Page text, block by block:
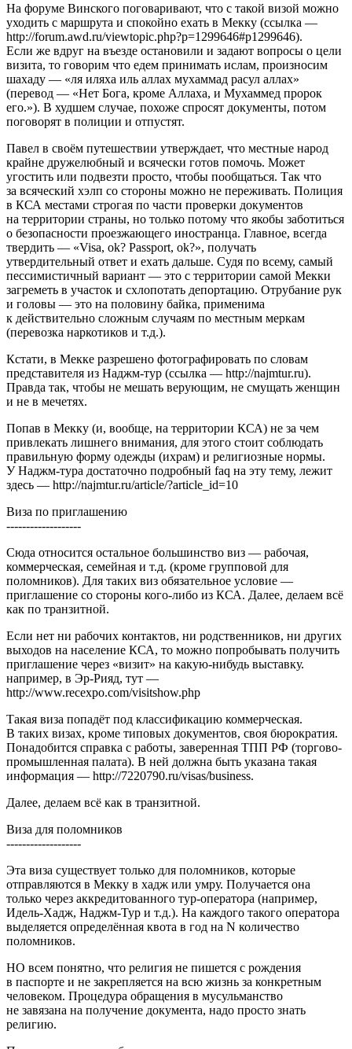
На форуме Винского поговаривают, что с такой визой можно
уходить с маршрута и спокойно ехать в Мекку (ссылка —
http://forum.awd.ru/viewtopic.php?p=1299646#p1299646).
Если же вдруг на въезде остановили и задают вопросы о цели
визита, то говорим что едем принимать ислам, произносим
шахаду — «ля иляха иль аллах мухаммад расул аллах»
(перевод — «Нет Бога, кроме Аллаха, и Мухаммед пророк
его.»). В худшем случае, похоже спросят документы, потом
поговорят в полиции и отпустят.
Павел в своём путешествии утверждает, что местные народ
крайне дружелюбный и всячески готов помочь. Может
угостить или подвезти просто, чтобы пообщаться. Так что
за всяческий хэлп со стороны можно не переживать. Полиция
в КСА местами строгая по части проверки документов
на территории страны, но только потому что якобы заботиться
о безопасности проезжающего иностранца. Главное, всегда
твердить — «Visa, ok? Passport, ok?», получать
утвердительный ответ и ехать дальше. Судя по всему, самый
пессимистичный вариант — это с территории самой Мекки
загреметь в участок и схлопотать депортацию. Отрубание рук
и головы — это на половину байка, применима
к действительно сложным случаям по местным меркам
(перевозка наркотиков и т.д.).
Кстати, в Мекке разрешено фотографировать по словам
представителя из Наджм-тур (ссылка — http://najmtur.ru).
Правда так, чтобы не мешать верующим, не смущать женщин
и не в мечетях.
Попав в Мекку (и, вообще, на территории КСА) не за чем
привлекать лишнего внимания, для этого стоит соблюдать
правильную форму одежды (ихрам) и религиозные нормы.
У Наджм-тура достаточно подробный faq на эту тему, лежит
здесь — http://najmtur.ru/article/?article_id=10
Виза по приглашению
-------------------
Сюда относится остальное большинство виз — рабочая,
коммерческая, семейная и т.д. (кроме групповой для
поломников). Для таких виз обязательное условие —
приглашение со стороны кого-либо из КСА. Далее, делаем всё
как по транзитной.
Если нет ни рабочих контактов, ни родственников, ни других
выходов на население КСА, то можно попробывать получить
приглашение через «визит» на какую-нибудь выставку.
например, в Эр-Рияд, тут —
http://www.recexpo.com/visitshow.php
Такая виза попадёт под классификацию коммерческая.
В таких визах, кроме типовых документов, своя бюрократия.
Понадобится справка с работы, заверенная ТПП РФ (торгово-
промышленная палата). В ней должна быть указана такая
информация — http://7220790.ru/visas/business.
Далее, делаем всё как в транзитной.
Виза для поломников
-------------------
Эта виза существует только для поломников, которые
отправляются в Мекку в хадж или умру. Получается она
только через аккредитованного тур-оператора (например,
Идель-Хадж, Наджм-Тур и т.д.). На каждого такого оператора
выделяется определённая квота в год на N количество
поломников.
НО всем понятно, что религия не пишется с рождения
в паспорте и не закрепляется на всю жизнь за конкретным
человеком. Процедура обращения в мусульманство
не завязана на получение документа, надо просто знать
религию.